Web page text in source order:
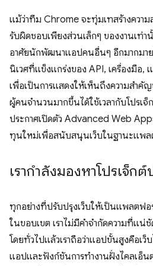
แม้ว่าทีม Chrome จะทุ่มเทสร้างความ
รับผิดชอบเพียงส่วนเล็กๆ ของงานเท่
อาศัยนักพัฒนาแอปคนอื่นๆ อีกมากมา
นิเวศที่แข็งแกร่งของ API, เครื่องมือ,
เพื่อเป็นการแสดงให้เห็นถึงความสำคั
ผู้คนจำนวนมากขึ้นได้ใช้เวลากับโปรเจ็
ประกาศเปิดตัว Advanced Web
ทุนใหม่เพื่อสนับสนุนเว็บในฐานะแพ
เรากําลังมองหาโปรเจ็กต์
ทุกอย่างที่ปรับปรุงเว็บให้เป็นแพลตฟ
ในขอบเขต เราไม่มีคำจำกัดความที่แ
โดยทั่วไปแล้วเราถือว่าแอปขั้นสูงคือเ
แอปและฟังก์ชันการทำงานฝั่งไคลเอ็